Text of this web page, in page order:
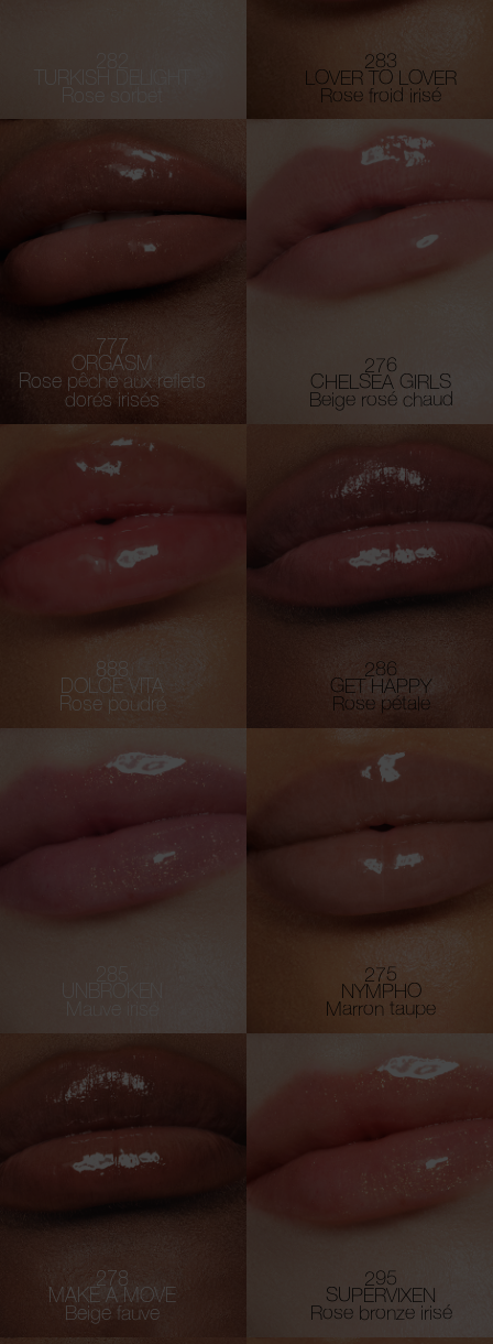
TURKISH DELIGHT
Rose sorbet
283
LOVER TO LOVER
Rose froid irisé
777
ORGASM
Rose pêche aux reflets
dorés irisés
276
CHELSEA GIRLS
Beige rosé chaud
888
DOLCE VITA
Rose poudré
286
GET HAPPY
Rose pétale
285
UNBROKEN
275
NYMPHO
Marron taupe
278
MAKE A MOVE
Beige fauve
295
SUPERVIXEN
Rose bronze irisé